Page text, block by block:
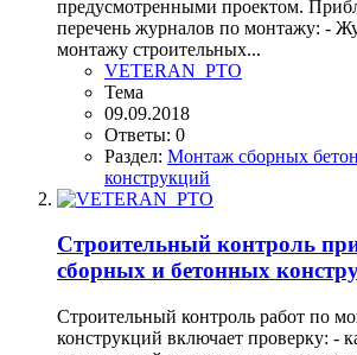
предусмотренными проектом.
перечень журналов по монтажу: -
монтажу строительных...
VETERAN_PTO
Тема
09.09.2018
Ответы: 0
Раздел: Монтаж сборных
конструкций
Строительный контроль
сборных и бетонных
Строительный контроль работ по
конструкций включает проверку: -